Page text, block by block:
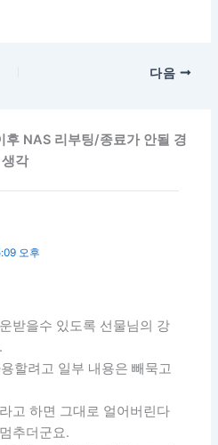
다음
NAS 리부팅/종료가 안될 경
각
오후
받을수 있도록 선물님의 강
할려고 일부 내용은 빼묵고
고 하면 그대로 얼어버린다
추더군요.